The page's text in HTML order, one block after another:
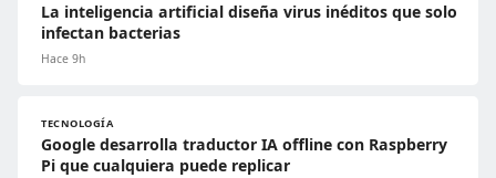
La inteligencia artificial diseña virus inéditos que solo
infectan bacterias
Hace 9h
TECNOLOGÍA
Google desarrolla traductor IA offline con Raspberry
Pi que cualquiera puede replicar